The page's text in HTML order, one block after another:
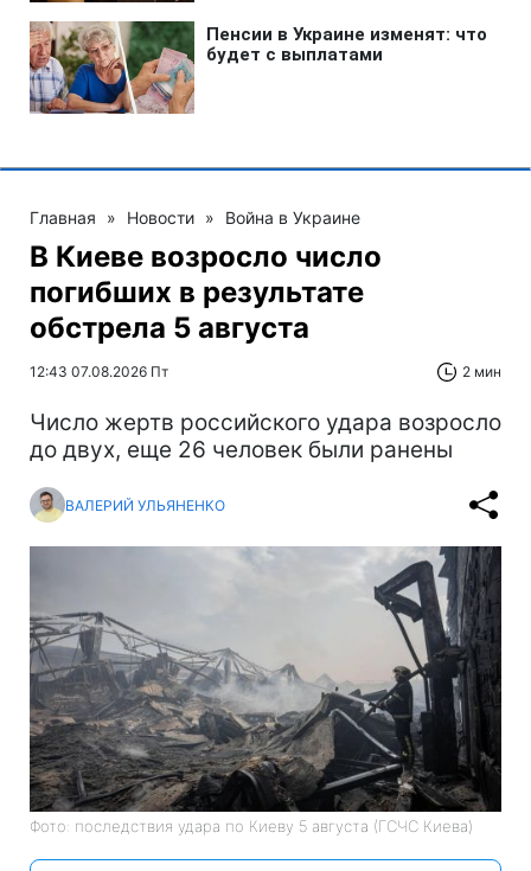
Главная » Новости » Война в Украине
В Киеве возросло число
погибших в результате
обстрела 5 августа
12:43 07.08.2026 Пт 2 мин
Число жертв российского удара возросло
до двух, еще 26 человек были ранены
ВАЛЕРИЙ УЛЬЯНЕНКО
Фото: последствия удара по Киеву 5 августа (ГСЧС Киева)